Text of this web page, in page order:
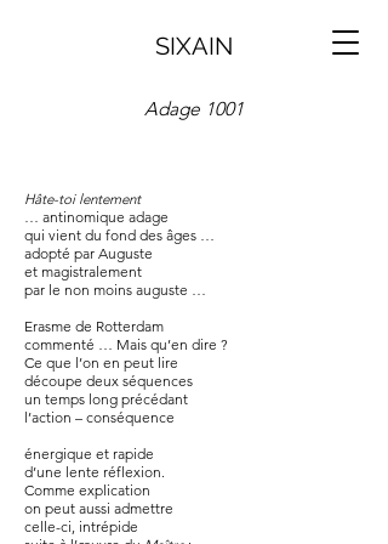
SIXAIN
Adage 1001
Hâte-toi lentement
… antinomique adage
qui vient du fond des âges …
adopté par Auguste
et magistralement
par le non moins auguste …
Erasme de Rotterdam
commenté … Mais qu’en dire ?
Ce que l’on en peut lire
découpe deux séquences
un temps long précédant
l’action – conséquence
énergique et rapide
d’une lente réflexion.
Comme explication
on peut aussi admettre
celle-ci, intrépide